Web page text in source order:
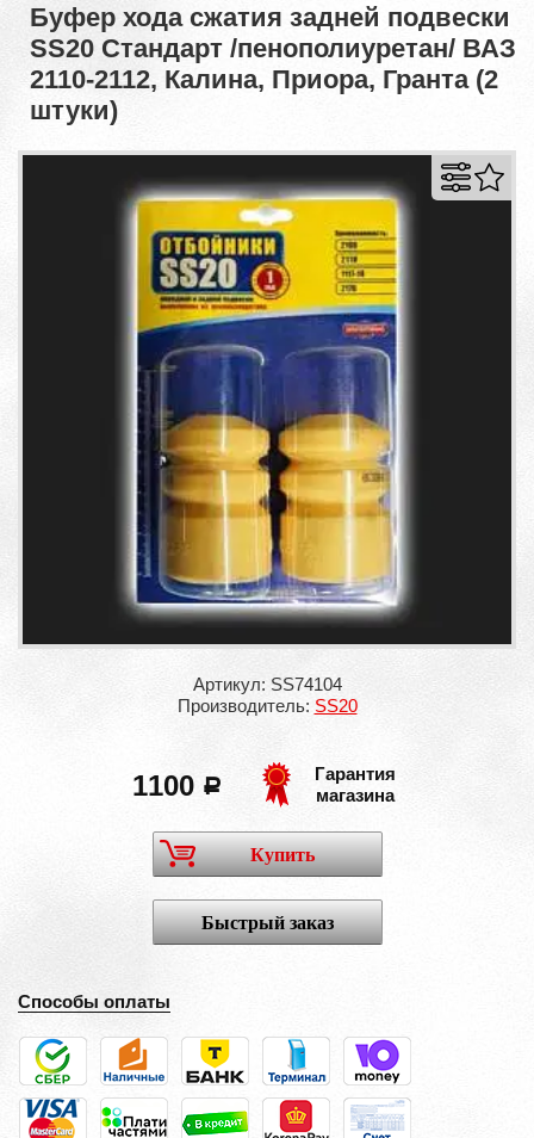
Буфер хода сжатия задней подвески
SS20 Стандарт /пенополиуретан/ ВАЗ
2110-2112, Калина, Приора, Гранта (2
штуки)
Артикул: SS74104
Производитель: SS20
1100 a
Гарантия
магазина
Купить
Быстрый заказ
Способы оплаты